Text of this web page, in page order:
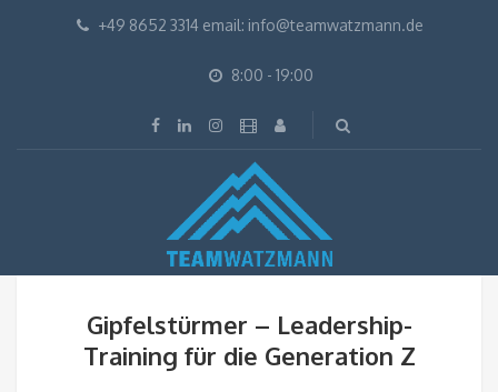
+49 8652 3314 email: info@teamwatzmann.de
8:00 - 19:00
Gipfelstürmer – Leadership-
Training für die Generation Z